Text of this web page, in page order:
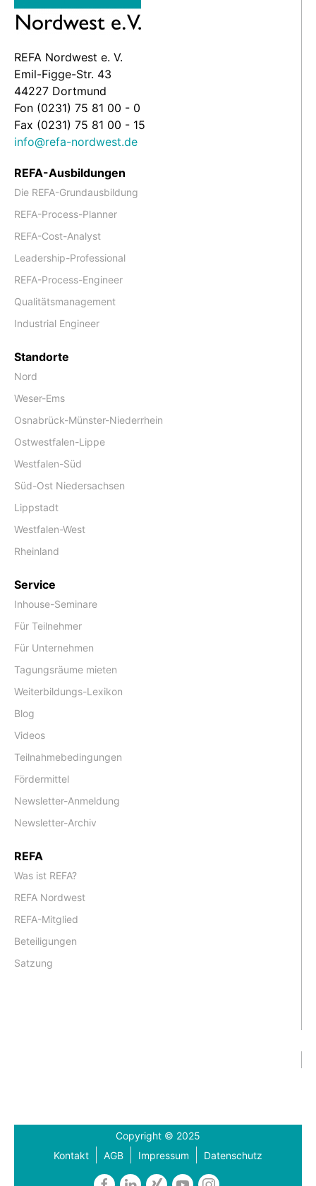
REFA Nordwest e. V.
Emil-Figge-Str. 43
44227 Dortmund
Fon (0231) 75 81 00 - 0
Fax (0231) 75 81 00 - 15
info@refa-nordwest.de
REFA-Ausbildungen
Die REFA-Grundausbildung
REFA-Process-Planner
REFA-Cost-Analyst
Leadership-Professional
REFA-Process-Engineer
Qualitätsmanagement
Industrial Engineer
Standorte
Nord
Weser-Ems
Osnabrück-Münster-Niederrhein
Ostwestfalen-Lippe
Westfalen-Süd
Süd-Ost Niedersachsen
Lippstadt
Westfalen-West
Rheinland
Service
Inhouse-Seminare
Für Teilnehmer
Für Unternehmen
Tagungsräume mieten
Weiterbildungs-Lexikon
Blog
Videos
Teilnahmebedingungen
Fördermittel
Newsletter-Anmeldung
Newsletter-Archiv
REFA
Was ist REFA?
REFA Nordwest
REFA-Mitglied
Beteiligungen
Satzung
Copyright © 2025
Kontakt
AGB Impressum Datenschutz